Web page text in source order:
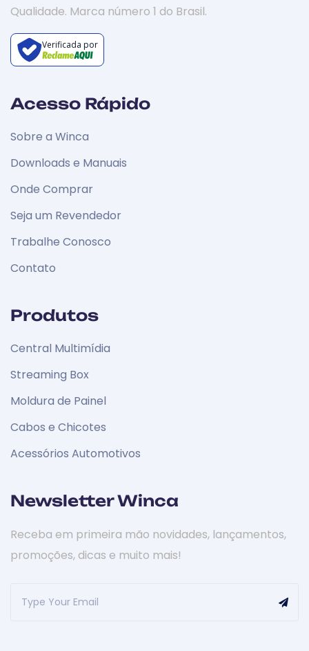
Qualidade. Marca número 1 do Brasil.
Verificada por
Acesso Rápido
Sobre a Winca
Downloads e Manuais
Onde Comprar
Seja um Revendedor
Trabalhe Conosco
Contato
Produtos
Central Multimídia
Streaming Box
Moldura de Painel
Cabos e Chicotes
Acessórios Automotivos
Newsletter Winca
Receba em primeira mão novidades, lançamentos,
promoções, dicas e muito mais!